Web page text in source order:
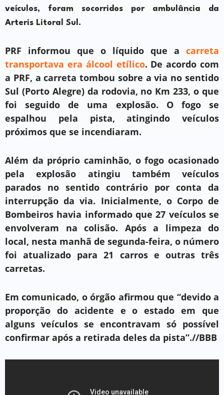
veículos, foram socorridos por ambulância da
Arteris Litoral Sul.
PRF informou que o líquido que a carreta
transportava era álcool etílico. De acordo com
a PRF, a carreta tombou sobre a via no sentido
Sul (Porto Alegre) da rodovia, no Km 233, o que
foi seguido de uma explosão. O fogo se
espalhou pela pista, atingindo veículos
próximos que se incendiaram.
Além da próprio caminhão, o fogo ocasionado
pela explosão atingiu também veículos
parados no sentido contrário por conta da
interrupção da via. Inicialmente, o Corpo de
Bombeiros havia informado que 27 veículos se
envolveram na colisão. Após a limpeza do
local, nesta manhã de segunda-feira, o número
foi atualizado para 21 carros e outras três
carretas.
Em comunicado, o órgão afirmou que “devido a
proporção do acidente e o estado em que
alguns veículos se encontravam só possível
confirmar após a retirada deles da pista”.//BBB